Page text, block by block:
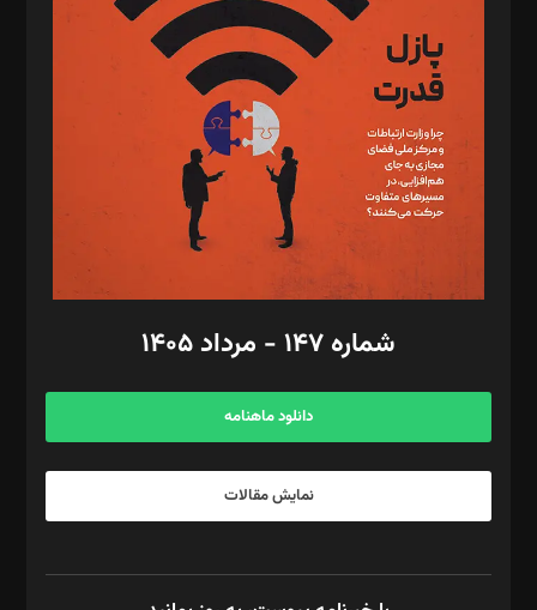
تحریریه‌: مجتبی محمود‌ی، آرش برهمند، یسنا امان‌پور، سروش کرمیان،
مصطفی مسجدی آرانی، ابوالفضل رجبی، زهرا فکرانه، فائزه فتحی
رستمی،مصطفی باستان
ویرایش: نگار استاد‌‌آقا
طراح یونیفرم: مجید توکلی
فیلمبرداری و عکاسی: امیر شفیعی، مانی لطفی زاده
گرافیک و صفحه‌آرایی: سید‌سبحان‌علی ثابت
مد‌یر توسعه تجاری: کامبیز برید‌
امور مالی: شاپور رهبری، محمد‌ کاظمی‌نیا
آگهی و مشترکین: ۰۹۱۹۹۹۹۰۴۵۴
شماره ۱۴۷ - مرداد ۱۴۰۵
دانلود ماهنامه
نمایش مقالات